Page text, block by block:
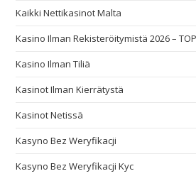
Kaikki Nettikasinot Malta
Kasino Ilman Rekisteröitymistä 2026 –
Kasino Ilman Tiliä
Kasinot Ilman Kierrätystä
Kasinot Netissä
Kasyno Bez Weryfikacji
Kasyno Bez Weryfikacji Kyc